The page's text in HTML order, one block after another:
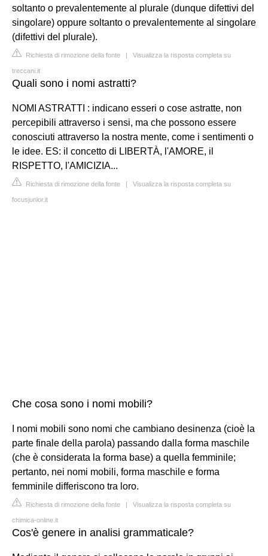
soltanto o prevalentemente al plurale (dunque difettivi del
singolare) oppure soltanto o prevalentemente al singolare
(difettivi del plurale).
Richiesta di rimozione della fonte | Visualizza la risposta completa su
treccani.it
Quali sono i nomi astratti?
NOMI ASTRATTI : indicano esseri o cose astratte, non
percepibili attraverso i sensi, ma che possono essere
conosciuti attraverso la nostra mente, come i sentimenti o
le idee. ES: il concetto di LIBERTÀ, l'AMORE, il
RISPETTO, l'AMICIZIA...
Richiesta di rimozione della fonte | Visualizza la risposta completa su
focusjunior.it
Che cosa sono i nomi mobili?
I nomi mobili sono nomi che cambiano desinenza (cioè la
parte finale della parola) passando dalla forma maschile
(che è considerata la forma base) a quella femminile;
pertanto, nei nomi mobili, forma maschile e forma
femminile differiscono tra loro.
Richiesta di rimozione della fonte | Visualizza la risposta completa su
chimica-online.it
Cos'è genere in analisi grammaticale?